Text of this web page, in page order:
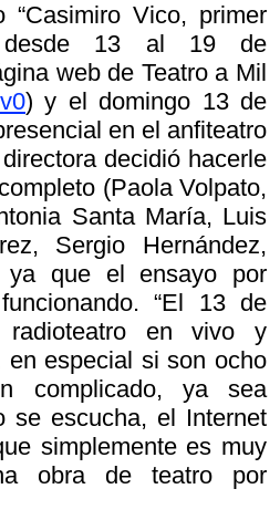
“Casimiro Vico, primer
desde 13 al 19 de
web de Teatro a Mil
) y el domingo 13 de
en el anfiteatro
decidió hacerle
(Paola Volpato,
Santa María, Luis
Sergio Hernández,
ya que el ensayo por
“El 13 de
en vivo y
en especial si son ocho
complicado, ya sea
se escucha, el Internet
simplemente es muy
obra de teatro por